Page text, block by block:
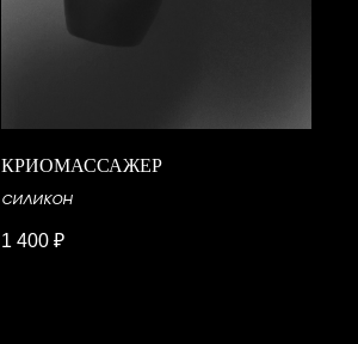
КРИОМАССАЖЕР
силикон
1 400 ₽